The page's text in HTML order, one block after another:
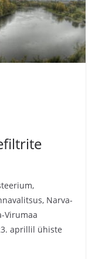
Narva-
Virumaa
aprillil ühiste